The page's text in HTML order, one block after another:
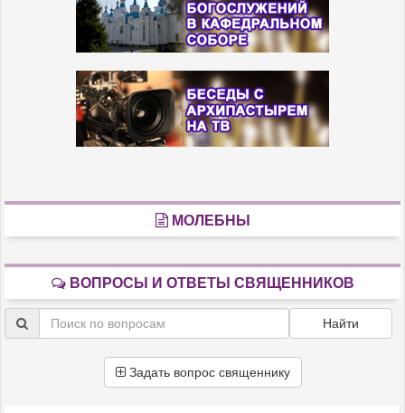
МОЛЕБНЫ
ВОПРОСЫ И ОТВЕТЫ СВЯЩЕННИКОВ
Найти
Задать вопрос священнику